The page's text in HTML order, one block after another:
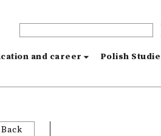
and career Polish
Back